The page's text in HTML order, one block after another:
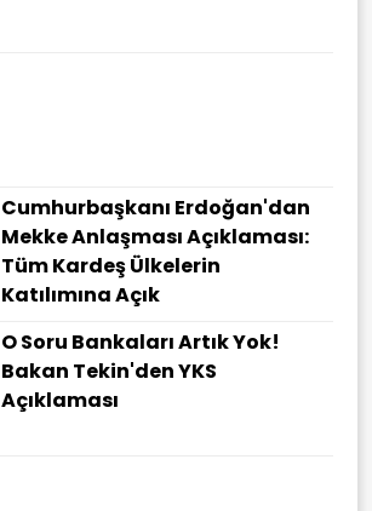
Cumhurbaşkanı Erdoğan'dan
Mekke Anlaşması Açıklaması:
Tüm Kardeş Ülkelerin
Katılımına Açık
O Soru Bankaları Artık Yok!
Bakan Tekin'den YKS
Açıklaması